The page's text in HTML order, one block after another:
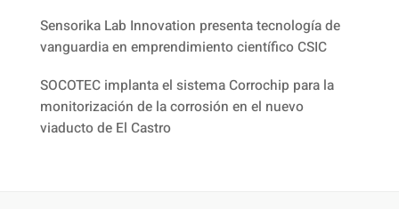
Sensorika Lab Innovation presenta tecnología de
vanguardia en emprendimiento científico CSIC
SOCOTEC implanta el sistema Corrochip para la
monitorización de la corrosión en el nuevo
viaducto de El Castro